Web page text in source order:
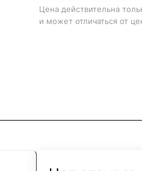
Цена действительна
и может отличаться от